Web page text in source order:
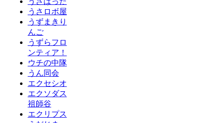
うさロボ屋
うずまきり
んご
うずらフロ
ンティア！
ウチの中隊
うん同会
エクセシオ
エクソダス
祖師谷
エクリプス